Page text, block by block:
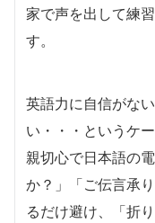
家で声を出して練
す。
英語力に自信がな
い・・・というケ
親切心で日本語の
か？」「ご伝言承
るだけ避け、「折